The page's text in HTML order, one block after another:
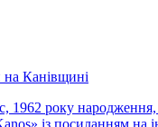
Канівщині
1962 року
із посиланням на